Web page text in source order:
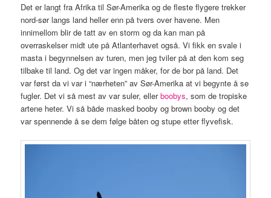
Det er langt fra Afrika til Sør-Amerika og de fleste flygere trekker
nord-sør langs land heller enn på tvers over havene. Men
innimellom blir de tatt av en storm og da kan man på
overraskelser midt ute på Atlanterhavet også. Vi fikk en svale i
masta i begynnelsen av turen, men jeg tviler på at den kom seg
tilbake til land. Og det var ingen måker, for de bor på land. Det
var først da vi var i “nærheten” av Sør-Amerika at vi begynte å se
fugler. Det vi så mest av var suler, ellerboobys, som de tropiske
artene heter. Vi så både masked booby og brown booby og det
var spennende å se dem følge båten og stupe etter flyvefisk.